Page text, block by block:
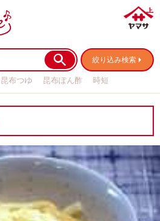
絞り込み検索
昆布つゆ 昆布ぽん酢
時短